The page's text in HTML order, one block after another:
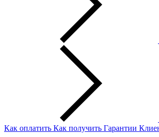
Как оплатить Как получить Гарантии